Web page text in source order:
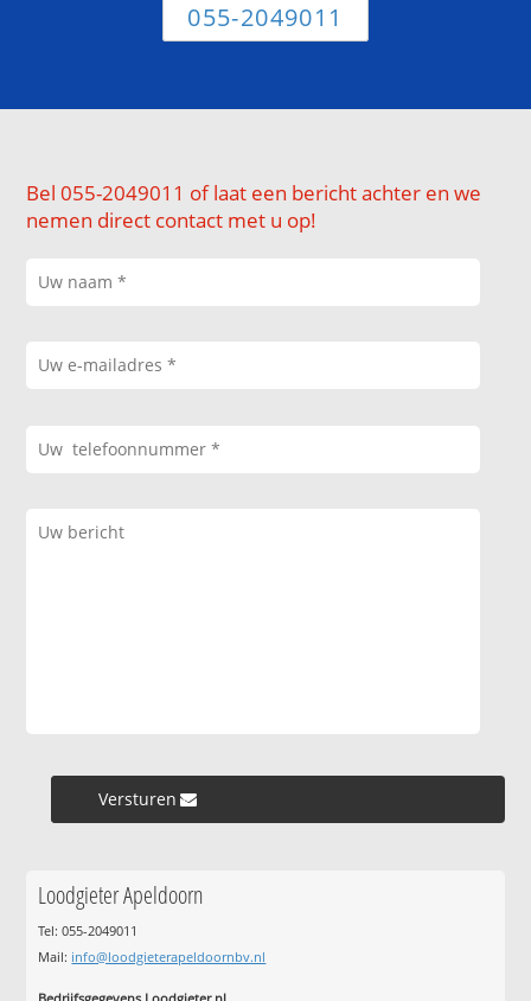
055-2049011
Bel 055-2049011 of laat een bericht achter en we
nemen direct contact met u op!
Versturen »
Loodgieter Apeldoorn
Tel: 055-2049011
Mail: info@loodgieterapeldoornbv.nl